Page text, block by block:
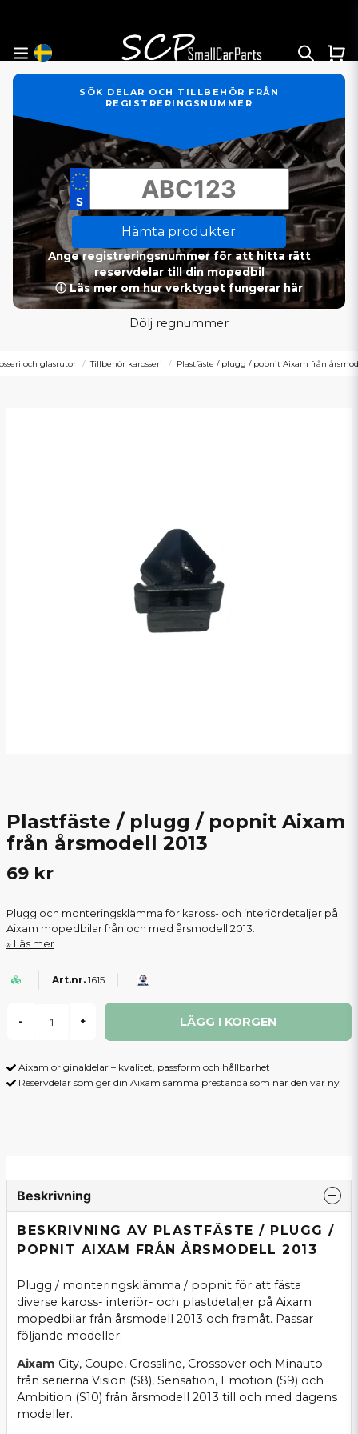
SÖK DELAR OCH TILLBEHÖR FRÅN
REGISTRERINGSNUMMER
Hämta produkter
Ange registreringsnummer för att hitta rätt
reservdelar till din mopedbil
ⓘ Läs mer om hur verktyget fungerar här
Dölj regnummer
och glasrutor Tillbehör karosseri Plastfäste / plugg / popnit Aixam från
Plastfäste / plugg / popnit Aixam
från årsmodell 2013
69 kr
Plugg och monteringsklämma för kaross- och interiördetaljer på
Aixam mopedbilar från och med årsmodell 2013.
Läs mer
1615
- + LÄGG I KORGEN
Aixam originaldelar – kvalitet, passform och hållbarhet
Reservdelar som ger din Aixam samma prestanda som när den var ny
Beskrivning
BESKRIVNING AV PLASTFÄSTE / PLUGG /
POPNIT AIXAM FRÅN ÅRSMODELL 2013
Plugg / monteringsklämma / popnit för att fästa
diverse kaross- interiör- och plastdetaljer på Aixam
mopedbilar från årsmodell 2013 och framåt. Passar
följande modeller:
Aixam City, Coupe, Crossline, Crossover och Minauto
från serierna Vision (S8), Sensation, Emotion (S9) och
Ambition (S10) från årsmodell 2013 till och med dagens
modeller.